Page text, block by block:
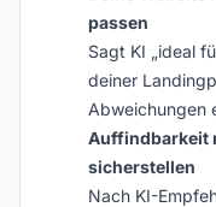
passen
Sagt KI „ideal
deiner
Abweichungen
Auffindbarkeit
sicherstellen
Nach KI-